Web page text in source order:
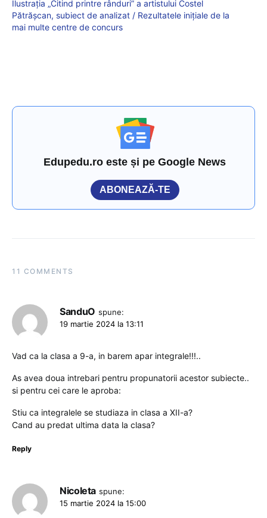
Ilustrația „Citind printre rânduri” a artistului Costel
Pătrășcan, subiect de analizat / Rezultatele inițiale de la
mai multe centre de concurs
Edupedu.ro este și pe Google News
ABONEAZĂ-TE
11 COMMENTS
SanduO spune:
19 martie 2024 la 13:11
Vad ca la clasa a 9-a, in barem apar integrale!!!..
As avea doua intrebari pentru propunatorii acestor subiecte..
si pentru cei care le aproba:
Stiu ca integralele se studiaza in clasa a XII-a?
Cand au predat ultima data la clasa?
Reply
Nicoleta spune:
15 martie 2024 la 15:00